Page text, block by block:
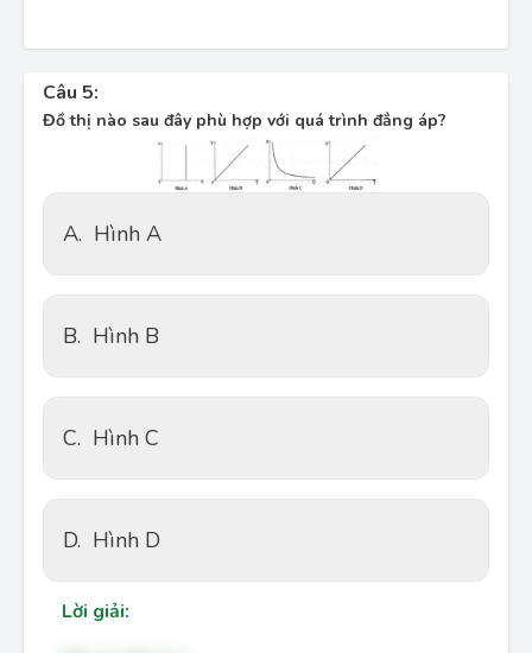
Câu 5:
Đồ thị nào sau đây phù hợp với quá trình đẳng áp?
A. Hình A
B. Hình B
C. Hình C
D. Hình D
Lời giải: